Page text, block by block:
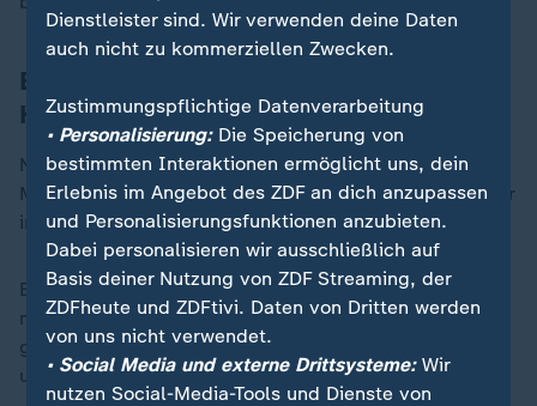
Big-Tech ist im Garten des Weißen
Hauses dabei
Neben dem Eierrollen gab es nach Angaben von
Melania Trump noch viele andere Aktivitäten für Kinder
im Garten auf der Südseite des Weißen Hauses.
Einige davon werden von den großen Techfirmen
mitfinanziert, etwa ein Lesebereich, der von Amazon
gesponsert wird, eine KI-Foto-Gelegenheit dank Meta
und eine Bühne, die von Youtube gesponsort wird.
Dienstleister sind. Wir verwenden deine Daten
auch nicht zu kommerziellen Zwecken.
Zustimmungspflichtige Datenverarbeitung
• Personalisierung:Die Speicherung von
bestimmten Interaktionen ermöglicht uns, dein
Erlebnis im Angebot des ZDF an dich anzupassen
und Personalisierungsfunktionen anzubieten.
Dabei personalisieren wir ausschließlich auf
Basis deiner Nutzung von ZDF Streaming, der
ZDFheute und ZDFtivi. Daten von Dritten werden
von uns nicht verwendet.
• Social Media und externe Drittsysteme:Wir
nutzen Social-Media-Tools und Dienste von